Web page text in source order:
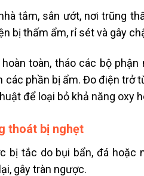
tắm, sân ướt, nơi trũng
bị thấm ẩm, rỉ sét và gây
toàn, tháo các bộ phận
các phần bị ẩm. Đo điện trở
để loại bỏ khả năng oxy
thoát bị nghẹt
bị tắc do bụi bẩn, đá hoặc
gây tràn ngược.